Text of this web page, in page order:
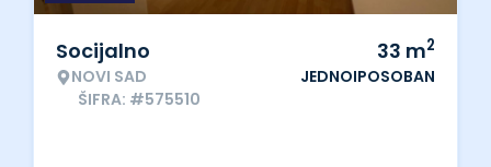
Socijalno
NOVI SAD
ŠIFRA: #575510
33 m2
JEDNOIPOSOBAN